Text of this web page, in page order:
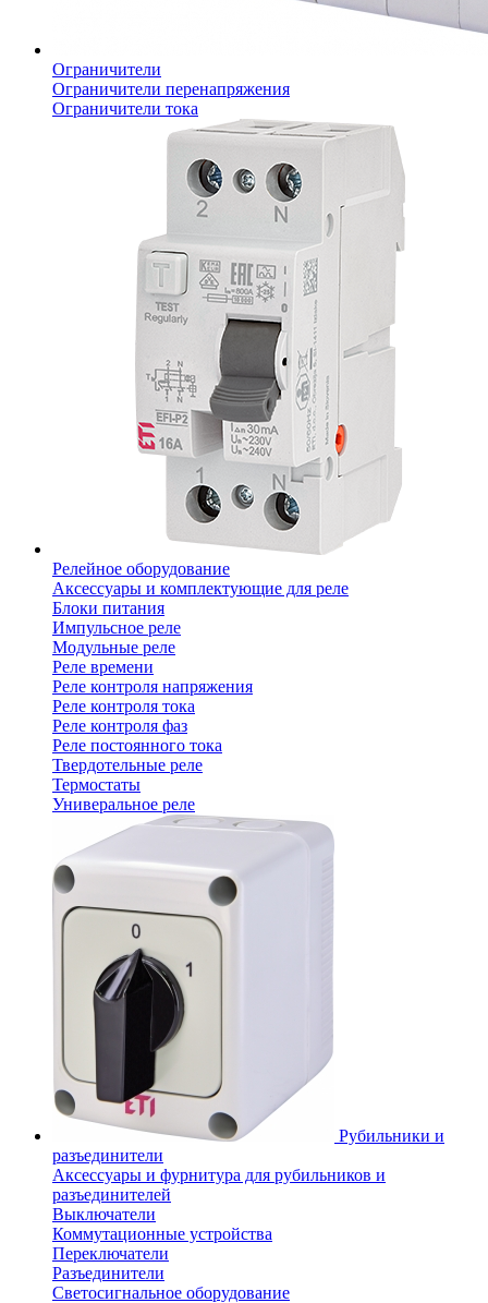
Ограничители
Ограничители перенапряжения
Ограничители тока
Релейное оборудование
Аксессуары и комплектующие для реле
Блоки питания
Импульсное реле
Модульные реле
Реле времени
Реле контроля напряжения
Реле контроля тока
Реле контроля фаз
Реле постоянного тока
Твердотельные реле
Термостаты
Универальное реле
Рубильники и
разъединители
Аксессуары и фурнитура для рубильников и
разъединителей
Выключатели
Коммутационные устройства
Переключатели
Разъединители
Светосигнальное оборудование